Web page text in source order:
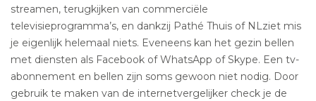
streamen, terugkijken van commerciële
televisieprogramma’s, en dankzij Pathé Thuis of NLziet mis
je eigenlijk helemaal niets. Eveneens kan het gezin bellen
met diensten als Facebook of WhatsApp of Skype. Een tv-
abonnement en bellen zijn soms gewoon niet nodig. Door
gebruik te maken van de internetvergelijker check je de